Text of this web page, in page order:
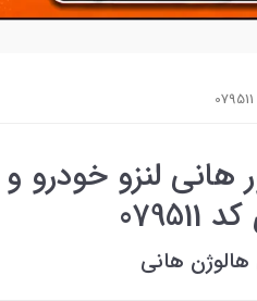
هالوژن هانی